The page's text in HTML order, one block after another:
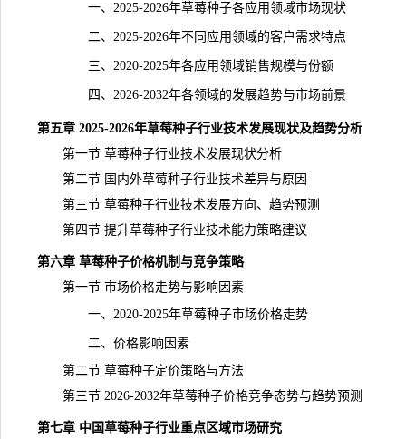
一、2025-2026年草莓种子各应用领域市场现状
二、2025-2026年不同应用领域的客户需求特点
三、2020-2025年各应用领域销售规模与份额
四、2026-2032年各领域的发展趋势与市场前景
第五章 2025-2026年草莓种子行业技术发展现状及趋势分析
第一节 草莓种子行业技术发展现状分析
第二节 国内外草莓种子行业技术差异与原因
第三节 草莓种子行业技术发展方向、趋势预测
第四节 提升草莓种子行业技术能力策略建议
第六章 草莓种子价格机制与竞争策略
第一节 市场价格走势与影响因素
一、2020-2025年草莓种子市场价格走势
二、价格影响因素
第二节 草莓种子定价策略与方法
第三节 2026-2032年草莓种子价格竞争态势与趋势预测
第七章 中国草莓种子行业重点区域市场研究